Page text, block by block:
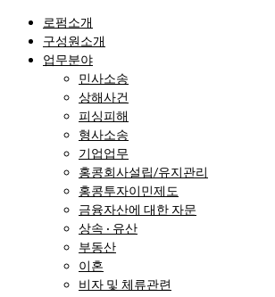
로펌소개
구성원소개
업무분야
민사소송
상해사건
피싱피해
형사소송
기업업무
홍콩회사설립/유지관리
홍콩투자이민제도
금융자산에 대한 자문
상속 · 유산
부동산
이혼
비자 및 체류관련